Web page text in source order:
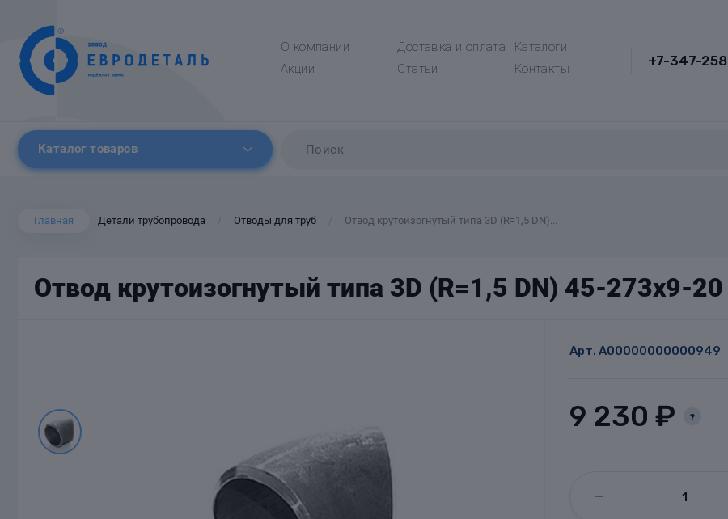
О компании Доставка и оплата
Каталоги
Акции
Статьи Контакты
+7-347-
Каталог товаров
Главная Детали трубопровода Отводы для труб Отвод крутоизогнутый типа 3D (R=1,5 DN)...
Отвод крутоизогнутый типа 3D (R=1,5 DN) 45-273х9-
Арт. A00000000000949
9 230 ₽ ?